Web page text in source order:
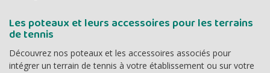
Les poteaux et leurs accessoires pour les terrains
de tennis
Découvrez nos poteaux et les accessoires associés pour
intégrer un terrain de tennis à votre établissement ou sur votre